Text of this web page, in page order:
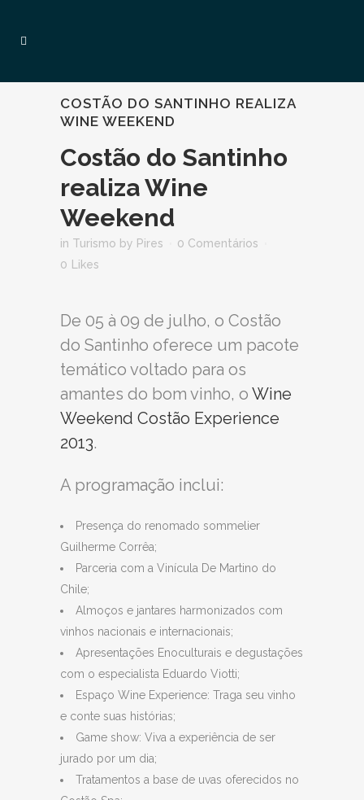
COSTÃO DO SANTINHO REALIZA
WINE WEEKEND
Costão do Santinho
realiza Wine
Weekend
in Turismo by Pires
0 Comentários
0
Likes
De 05 à 09 de julho, o Costão
do Santinho oferece um pacote
temático voltado para os
amantes do bom vinho, o Wine
Weekend Costão Experience
2013.
A programação inclui:
Presença do renomado sommelier
Guilherme Corrêa;
Parceria com a Vinícula De Martino do
Chile;
Almoços e jantares harmonizados com
vinhos nacionais e internacionais;
Apresentações Enoculturais e degustações
com o especialista Eduardo Viotti;
Espaço Wine Experience: Traga seu vinho
e conte suas histórias;
Game show: Viva a experiência de ser
jurado por um dia;
Tratamentos a base de uvas oferecidos no